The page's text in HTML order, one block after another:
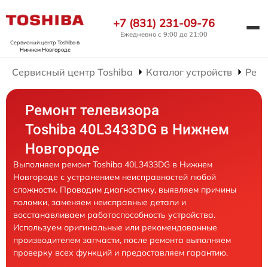
Сервисный центр Toshibaв
Нижнем Новгороде
+7 (831) 231-09-76
Ежедневно с 9:00 до 21:00
Сервисный центр Toshiba Каталог устройств
Ремонт телевизора
Toshiba 40L3433DG в Нижнем
Новгороде
Выполняем ремонт Toshiba 40L3433DG в Нижнем
Новгороде с устранением неисправностей любой
сложности. Проводим диагностику, выявляем причины
поломки, заменяем неисправные детали и
восстанавливаем работоспособность устройства.
Используем оригинальные или рекомендованные
производителем запчасти, после ремонта выполняем
проверку всех функций и предоставляем гарантию.